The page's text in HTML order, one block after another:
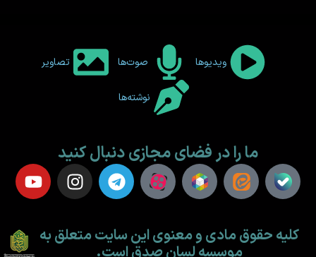
ویدیوها صوت‌ها تصاویر
نوشته‌ها
ما را در فضای مجازی دنبال کنید
کلیه حقوق مادی و معنوی این سایت متعلق به